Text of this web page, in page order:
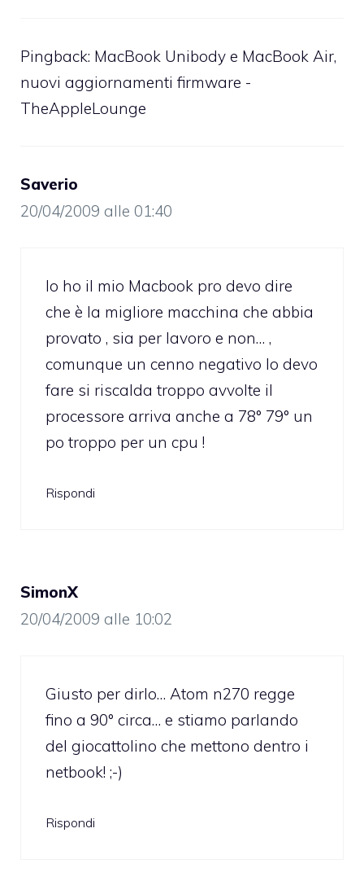
Pingback: MacBook Unibody e MacBook Air,
nuovi aggiornamenti firmware -
TheAppleLounge
Saverio
20/04/2009 alle 01:40
Io ho il mio Macbook pro devo dire
che è la migliore macchina che abbia
provato , sia per lavoro e non… ,
comunque un cenno negativo lo devo
fare si riscalda troppo avvolte il
processore arriva anche a 78° 79° un
po troppo per un cpu !
Rispondi
SimonX
20/04/2009 alle 10:02
Giusto per dirlo… Atom n270 regge
fino a 90° circa… e stiamo parlando
del giocattolino che mettono dentro i
netbook! ;-)
Rispondi